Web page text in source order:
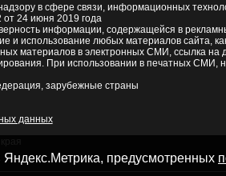
в сфере связи, информационных
24 июня 2019 года
информации, содержащейся в
и использование любых материалов сайта,
материалов в электронных СМИ, ссылка на
При использовании в печатных СМИ,
зарубежные страны
данных
Яндекс.Метрика, предусмотренных